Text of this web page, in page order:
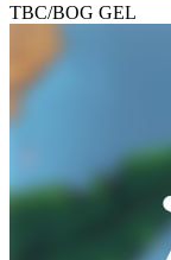
TBC/BOG GEL